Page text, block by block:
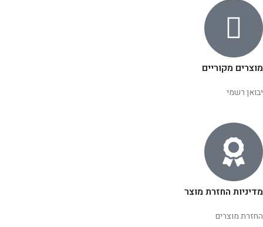
מוצרים מקוריים
יבואן רשמי
מדיניות החזרת מוצר
החזרת מוצרים